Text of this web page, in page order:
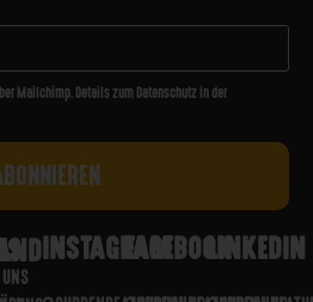
Mailchimp. Details zum Datenschutz in der
UNS
INSTAGRAMFACEBOOKLINKEDIN